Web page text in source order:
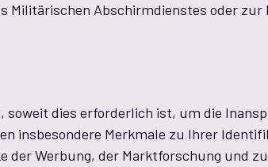
Abschirmdienstes oder
soweit dies erforderlich ist, um die
insbesondere Merkmale zu Ihrer
der Werbung, der Marktforschung und